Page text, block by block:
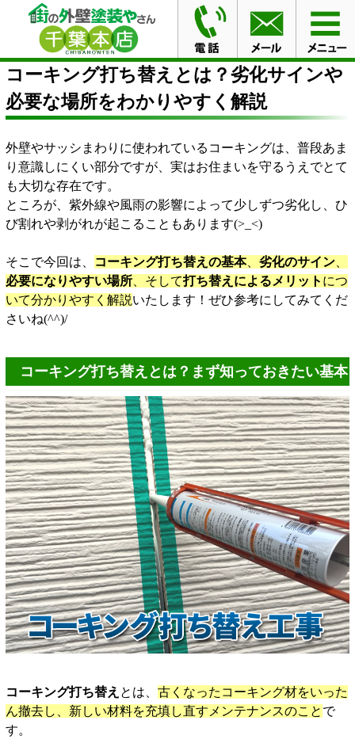
HOME ブログ
コーキング打ち替えとは？劣化サインや
必要な場所をわかりやすく解説
コーキング打ち替えとは？劣化サインや
必要な場所をわかりやすく解説
外壁やサッシまわりに使われているコーキングは、普段あま
り意識しにくい部分ですが、実はお住まいを守るうえでとて
も大切な存在です。
ところが、紫外線や風雨の影響によって少しずつ劣化し、ひ
び割れや剥がれが起こることもあります(>_<)
そこで今回は、 コーキング打ち替えの基本、 劣化のサイン、
必要になりやすい場所、そして打ち替えによるメリット につ
いて分かりやすく解説いたします！ぜひ参考にしてみてくだ
さいね(^^)/
コーキング打ち替えとは？まず知っておきたい基本
コーキング打ち替え とは、 古くなったコーキング材をいった
ん撤去し、新しい材料を充填し直すメンテナンスのこと で
す。